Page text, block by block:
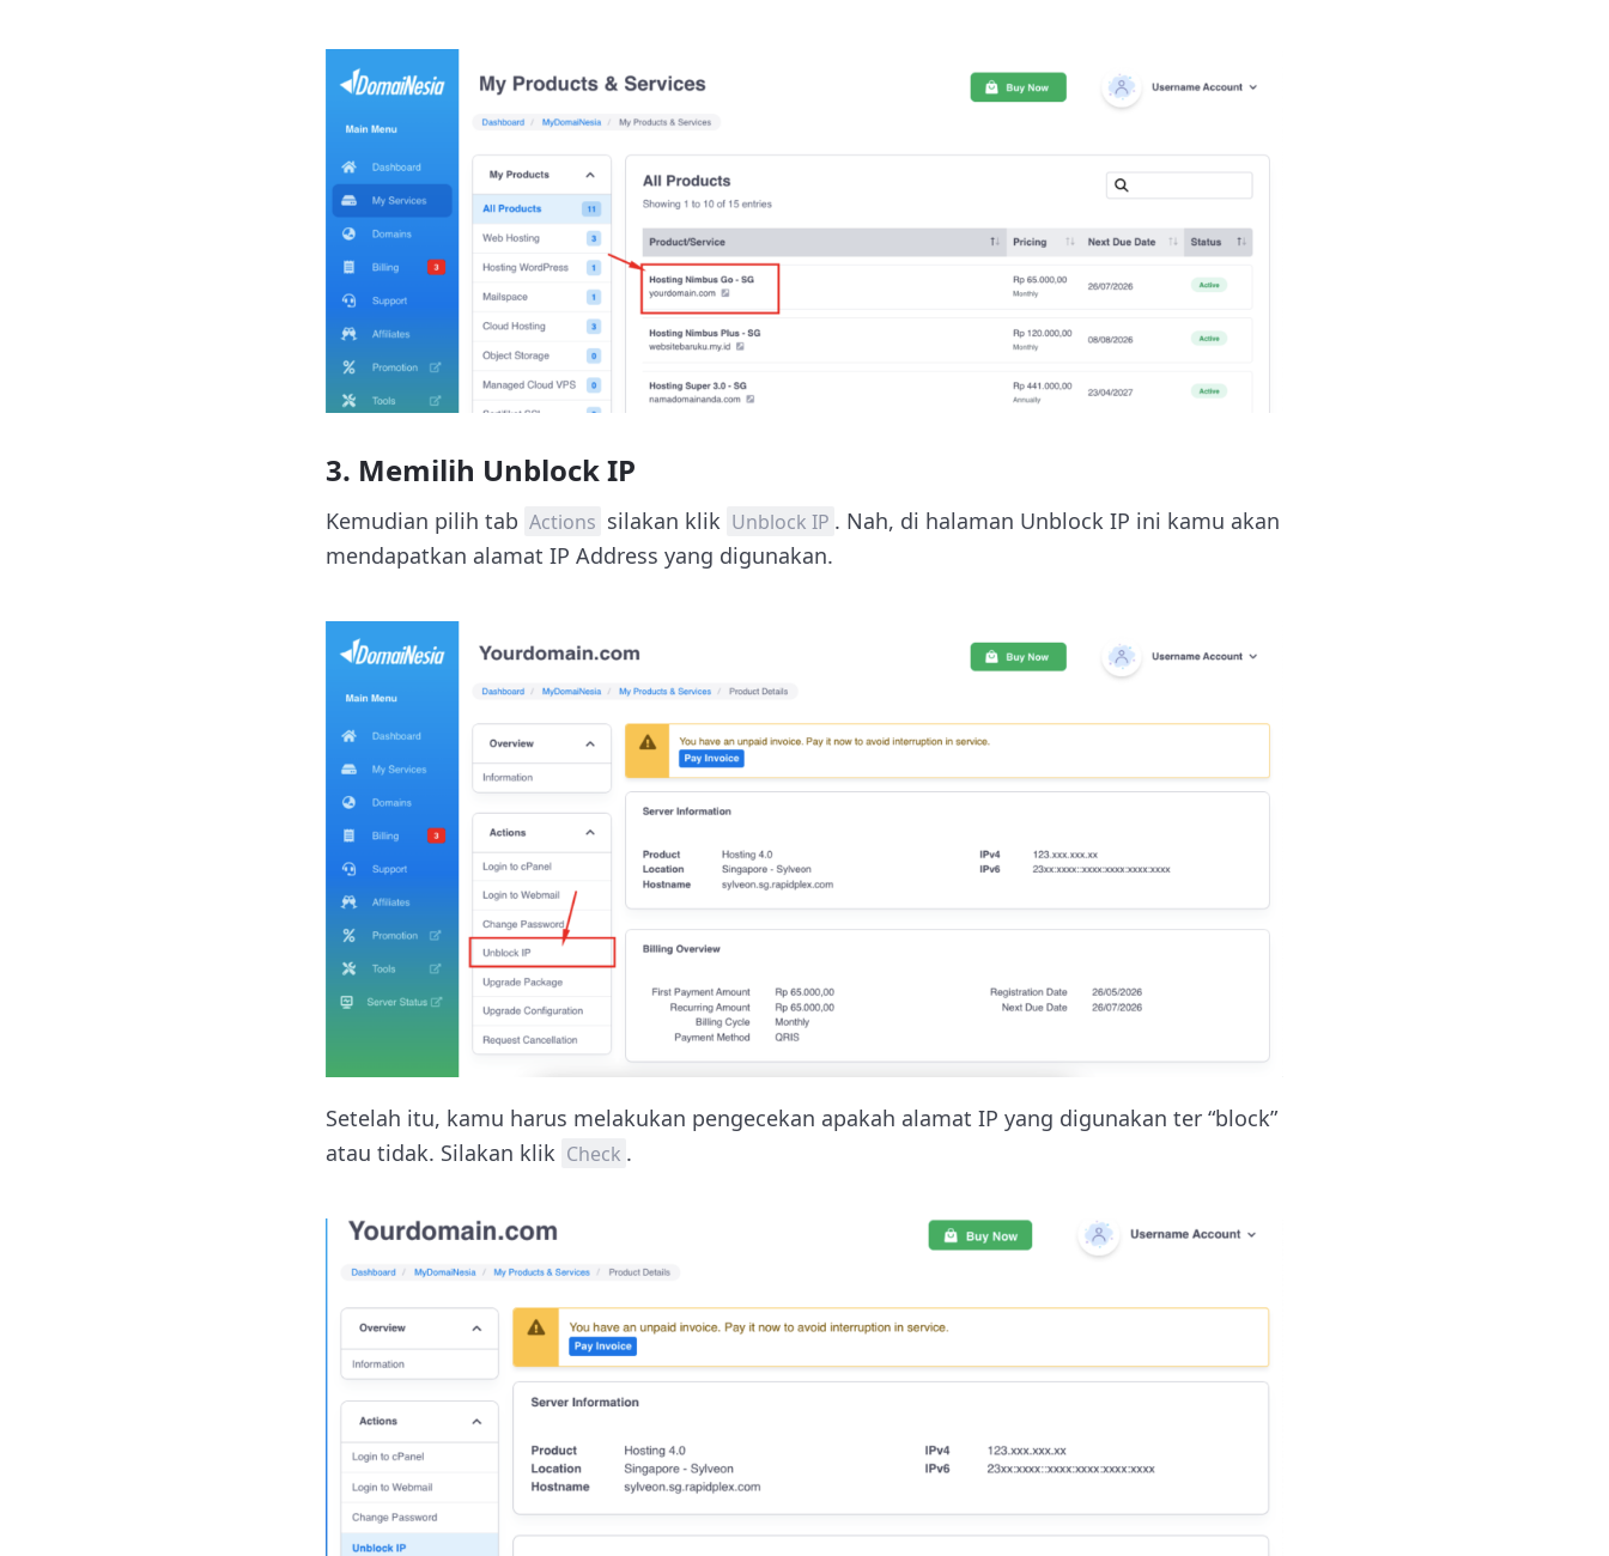
3. Memilih Unblock IP
Kemudian pilih tab Actions silakan klik Unblock IP . Nah, di halaman Unblock IP ini kamu akan
mendapatkan alamat IP Address yang digunakan.
Setelah itu, kamu harus melakukan pengecekan apakah alamat IP yang digunakan ter “block”
atau tidak. Silakan klik Check .